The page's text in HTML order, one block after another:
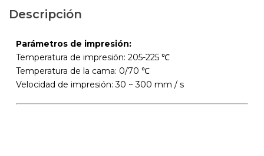
Descripción
Parámetros de impresión:
Temperatura de impresión: 205-225 ℃
Temperatura de la cama: 0/70 ℃
Velocidad de impresión: 30 ~ 300 mm / s